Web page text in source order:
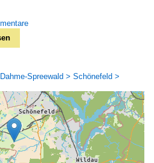
Spreewald > Schönefeld >